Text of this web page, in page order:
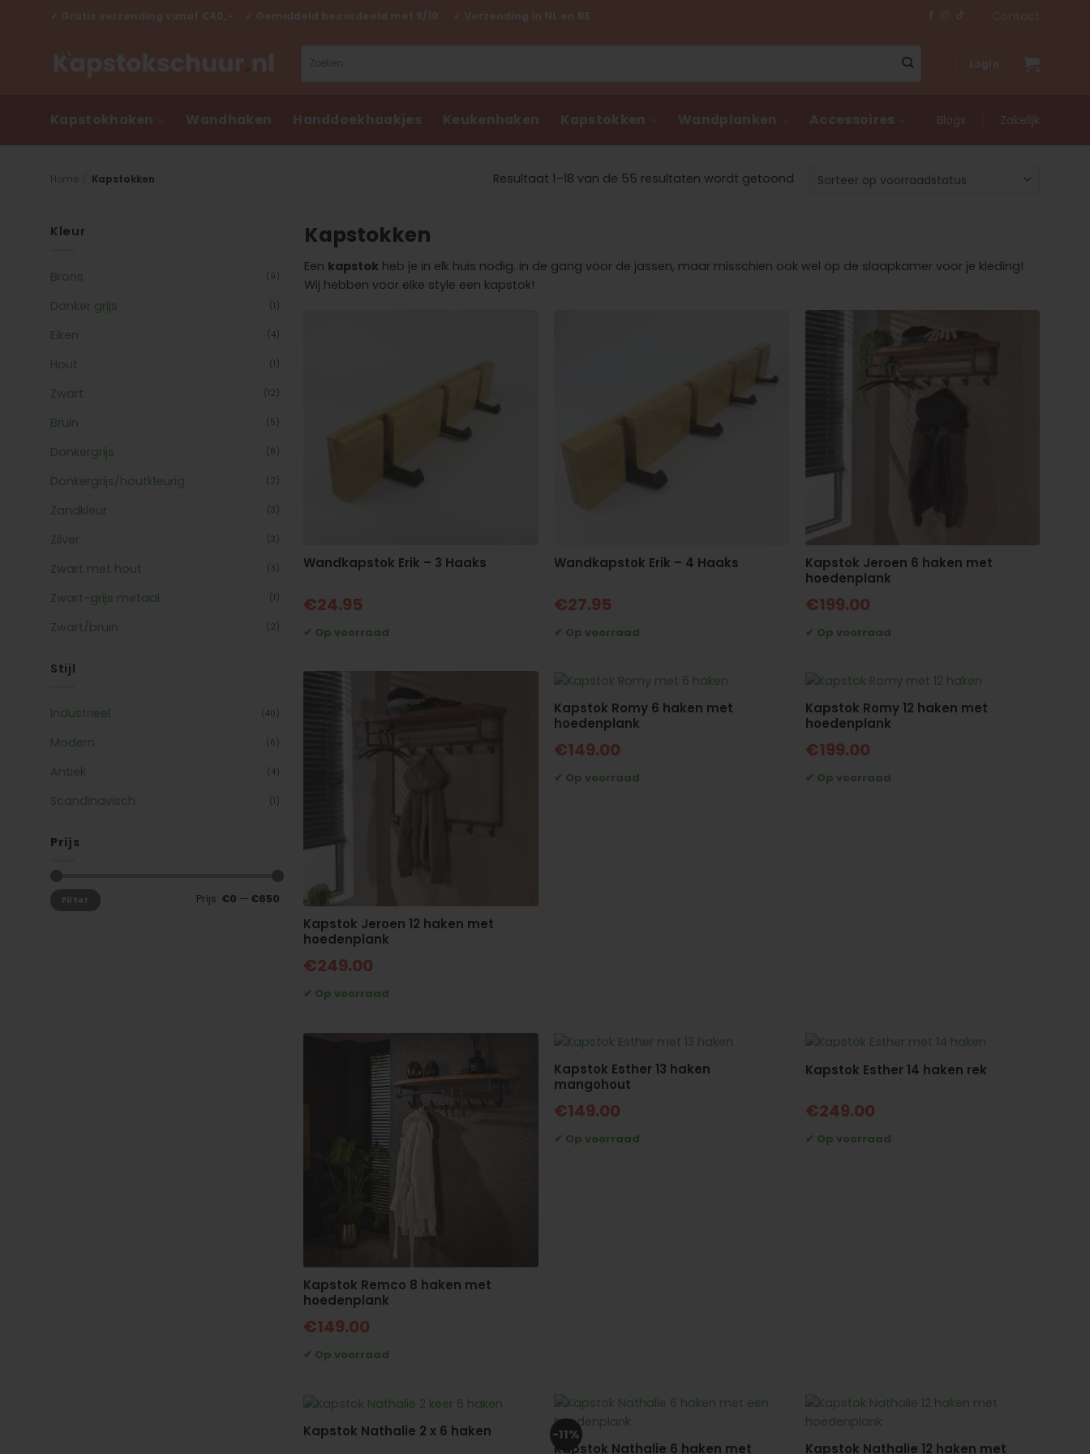
Kapstokhaken Wandhaken Handdoekhaakjes Keukenhaken Kapstokken Wandplanken Accessoires Blogs Zakelijk
Home Kapstokken Resultaat 1–18 van de 55 resultaten wordt getoond
Kleur
Brons (9)
Donker grijs (1)
Eiken (4)
Hout (1)
Zwart (12)
Bruin (5)
Donkergrijs (8)
Donkergrijs/houtkleurig (2)
Zandkleur (3)
Zilver (3)
Zwart met hout (3)
Zwart-grijs metaal (1)
Zwart/bruin (2)
Stijl
Industrieel (40)
Modern (6)
Antiek (4)
Scandinavisch (1)
Prijs
Min.
prijs
Max.
prijsFilter Prijs: €0 — €650
Kapstokken
Een kapstok heb je in elk huis nodig. in de gang voor de jassen, maar misschien ook wel op de slaapkamer voor je kleding!
Wij hebben voor elke style een kapstok!
Wandkapstok Erik – 3 Haaks
€24.95
Wandkapstok Erik – 4 Haaks
€27.95
Kapstok Jeroen 6 haken met
hoedenplank
€199.00
Kapstok Jeroen 12 haken met
hoedenplank
€249.00
Kapstok Romy 6 haken met
hoedenplank
€149.00
Kapstok Romy 12 haken met
hoedenplank
€199.00
Kapstok Remco 8 haken met
hoedenplank
€149.00
Kapstok Esther 13 haken
mangohout
€149.00
Kapstok Esther 14 haken rek
€249.00
Kapstok Nathalie 2 x 6 haken -11%
Kapstok Nathalie 6 haken met
Kapstok Nathalie 12 haken met